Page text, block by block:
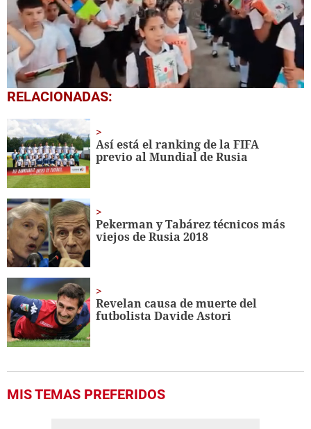
0
seconds
1
minute,
56
seconds
RELACIONADAS:
Así está el ranking de la FIFA
previo al Mundial de Rusia
Pekerman y Tabárez técnicos más
viejos de Rusia 2018
Revelan causa de muerte del
futbolista Davide Astori
MIS TEMAS PREFERIDOS